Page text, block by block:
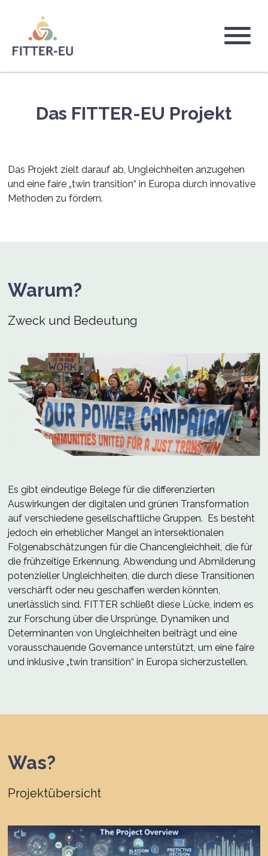
Logo
Das FITTER-EU Projekt
Das Projekt zielt darauf ab, Ungleichheiten anzugehen
und eine faire „twin transition“ in Europa durch innovative
Methoden zu fördern.
Warum?
Zweck und Bedeutung
Es gibt eindeutige Belege für die differenzierten
Auswirkungen der digitalen und grünen Transformation
auf verschiedene gesellschaftliche Gruppen. Es besteht
jedoch ein erheblicher Mangel an intersektionalen
Folgenabschätzungen für die Chancengleichheit, die für
die frühzeitige Erkennung, Abwendung und Abmilderung
potenzieller Ungleichheiten, die durch diese Transitionen
verschärft oder neu geschaffen werden könnten,
unerlässlich sind. FITTER schließt diese Lücke, indem es
zur Forschung über die Ursprünge, Dynamiken und
Determinanten von Ungleichheiten beiträgt und eine
vorausschauende Governance unterstützt, um eine faire
und inklusive „twin transition“ in Europa sicherzustellen.
Was?
Projektübersicht